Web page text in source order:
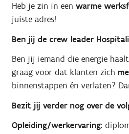
Heb je zin in een warme
juiste adres!
Ben jij de crew leader
Ben jij iemand die energie
graag voor dat klanten zich
binnenstappen én verlaten?
Bezit jij verder nog over de
Opleiding/werkervaring: